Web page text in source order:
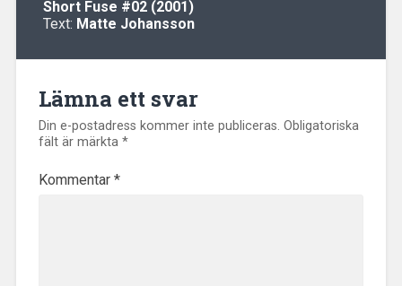
Short Fuse #02 (2001)
Text: Matte Johansson
Lämna ett svar
Din e-postadress kommer inte publiceras. Obligatoriska
fält är märkta *
Kommentar *